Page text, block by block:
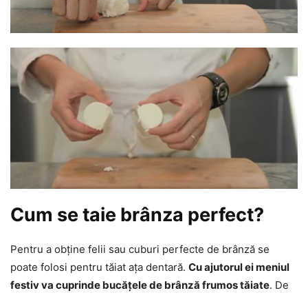
Cum se taie brânza perfect?
Pentru a obține felii sau cuburi perfecte de brânză se
poate folosi pentru tăiat ața dentară. Cu ajutorul ei meniul
festiv va cuprinde bucățele de brânză frumos tăiate. De